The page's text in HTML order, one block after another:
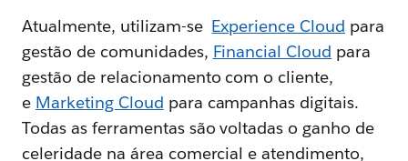
Atualmente, utilizam-se Experience Cloud para
gestão de comunidades, Financial Cloud para
gestão de relacionamento com o cliente,
e Marketing Cloud para campanhas digitais.
Todas as ferramentas são voltadas o ganho de
celeridade na área comercial e atendimento,